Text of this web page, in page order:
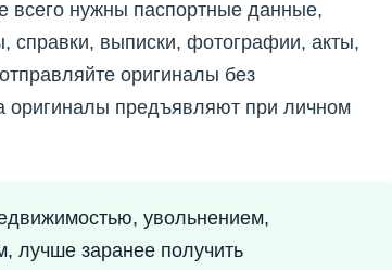
всего нужны паспортные данные,
справки, выписки, фотографии, акты,
оригиналы без
оригиналы предъявляют при личном
увольнением,
лучше заранее получить